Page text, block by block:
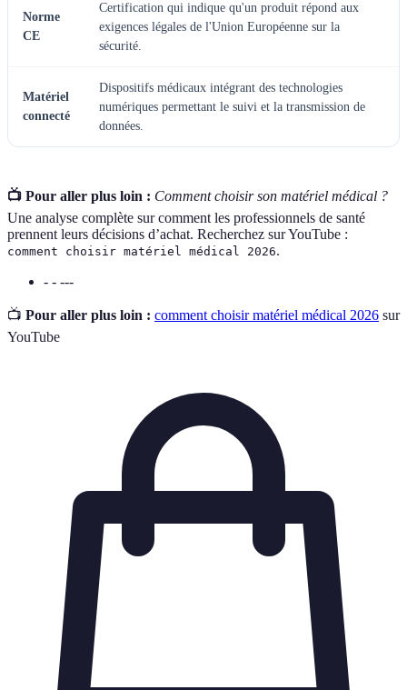
Norme
CE
Certification qui indique qu'un produit répond aux
exigences légales de l'Union Européenne sur la
sécurité.
Matériel
connecté
Dispositifs médicaux intégrant des technologies
numériques permettant le suivi et la transmission de
données.
📺 Pour aller plus loin : Comment choisir son matériel médical ?
Une analyse complète sur comment les professionnels de santé
prennent leurs décisions d’achat. Recherchez sur YouTube :
comment choisir matériel médical 2026.
- - ---
📺 Pour aller plus loin : comment choisir matériel médical 2026 sur
YouTube